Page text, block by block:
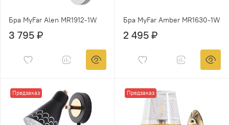
Бра MyFar Alen MR1912-1W
3 795 ₽
Бра MyFar Amber MR1630-1W
2 495 ₽
Предзаказ Предзаказ